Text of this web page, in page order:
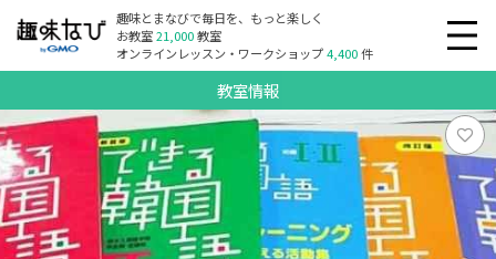
趣味とまなびで毎日を、もっと楽しく
お教室21,000教室
オンラインレッスン・ワークショップ4,400件
教室情報